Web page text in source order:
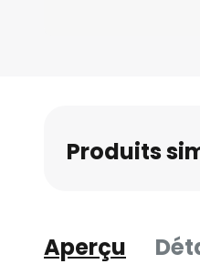
Produits
Aperçu